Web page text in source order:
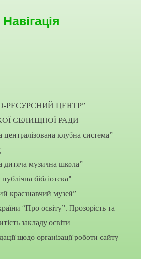
Навігація
РЕСУРСНИЙ ЦЕНТР”
СЕЛИЩНОЇ РАДИ
клубна система”
музична школа”
бібліотека”
краєзнавчий музей”
“Про освіту”. Прозорість та
закладу освіти
щодо організації роботи сайту